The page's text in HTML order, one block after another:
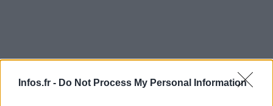
Infos.fr - Do Not Process My Personal Information